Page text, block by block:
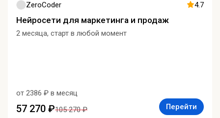
ZeroCoder 4.7
Нейросети для маркетинга и продаж
2 месяца, старт в любой момент
от 2386 ₽ в месяц
57 270 ₽105 270 ₽ Перейти